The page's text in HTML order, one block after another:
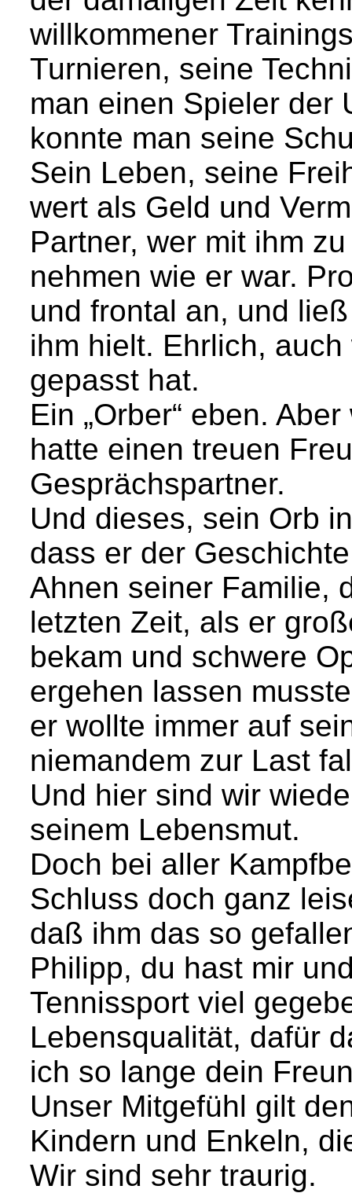
willkommener
Turnieren, seine
man einen Spieler der
konnte man seine
Sein Leben, seine
wert als Geld und
Partner, wer mit ihm
nehmen wie er war.
und frontal an, und
ihm hielt. Ehrlich,
gepasst hat.
Ein „Orber“ eben.
hatte einen treuen
Gesprächspartner.
Und dieses, sein Orb
dass er der
Ahnen seiner Familie,
letzten Zeit, als er
bekam und schwere
ergehen lassen
er wollte immer auf
niemandem zur Last
Und hier sind wir
seinem Lebensmut.
Doch bei aller
Schluss doch ganz
daß ihm das so
Philipp, du hast mir
Tennissport viel
Lebensqualität, dafür
ich so lange dein
Unser Mitgefühl gilt
Kindern und Enkeln,
Wir sind sehr traurig.